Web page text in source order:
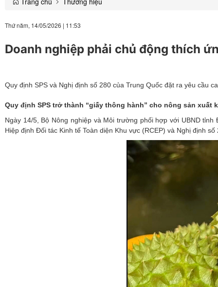
Thứ năm, 14/05/2026 | 11:53
Doanh nghiệp phải chủ động thích
Quy định SPS và Nghị định số 280 của Trung Quốc đặt ra yêu cầu
Quy định SPS trở thành “giấy thông hành” cho nông sản xuất
Ngày 14/5, Bộ Nông nghiệp và Môi trường phối hợp với UBND
Hiệp định Đối tác Kinh tế Toàn diện Khu vực (RCEP) và Nghị định